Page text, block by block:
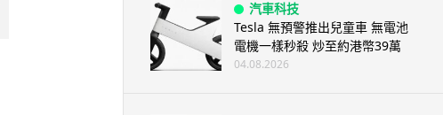
汽車科技
Tesla 無預警推出兒童車 無電池
電機一樣秒殺 炒至約港幣39萬
04.08.2026